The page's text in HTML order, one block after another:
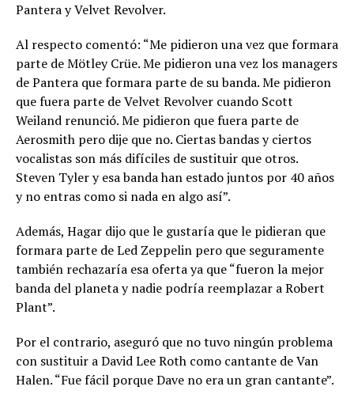
Pantera y Velvet Revolver.
Al respecto comentó: “Me pidieron una vez que formara
parte de Mötley Crüe. Me pidieron una vez los managers
de Pantera que formara parte de su banda. Me pidieron
que fuera parte de Velvet Revolver cuando Scott
Weiland renunció. Me pidieron que fuera parte de
Aerosmith pero dije que no. Ciertas bandas y ciertos
vocalistas son más difíciles de sustituir que otros.
Steven Tyler y esa banda han estado juntos por 40 años
y no entras como si nada en algo así”.
Además, Hagar dijo que le gustaría que le pidieran que
formara parte de Led Zeppelin pero que seguramente
también rechazaría esa oferta ya que “fueron la mejor
banda del planeta y nadie podría reemplazar a Robert
Plant”.
Por el contrario, aseguró que no tuvo ningún problema
con sustituir a David Lee Roth como cantante de Van
Halen. “Fue fácil porque Dave no era un gran cantante”.